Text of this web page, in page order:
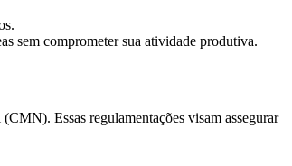
sem comprometer sua atividade produtiva.
Essas regulamentações visam assegurar